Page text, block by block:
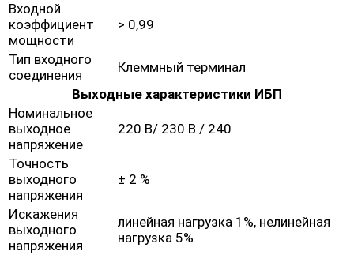
Входной
коэффициент
мощности
> 0,99
Тип входного
соединения
Клеммный терминал
Выходные характеристики ИБП
Номинальное
выходное
напряжение
220 В/ 230 В / 240
Точность
выходного
напряжения
± 2 %
Искажения
выходного
напряжения
линейная нагрузка 1%, нелинейная
нагрузка 5%